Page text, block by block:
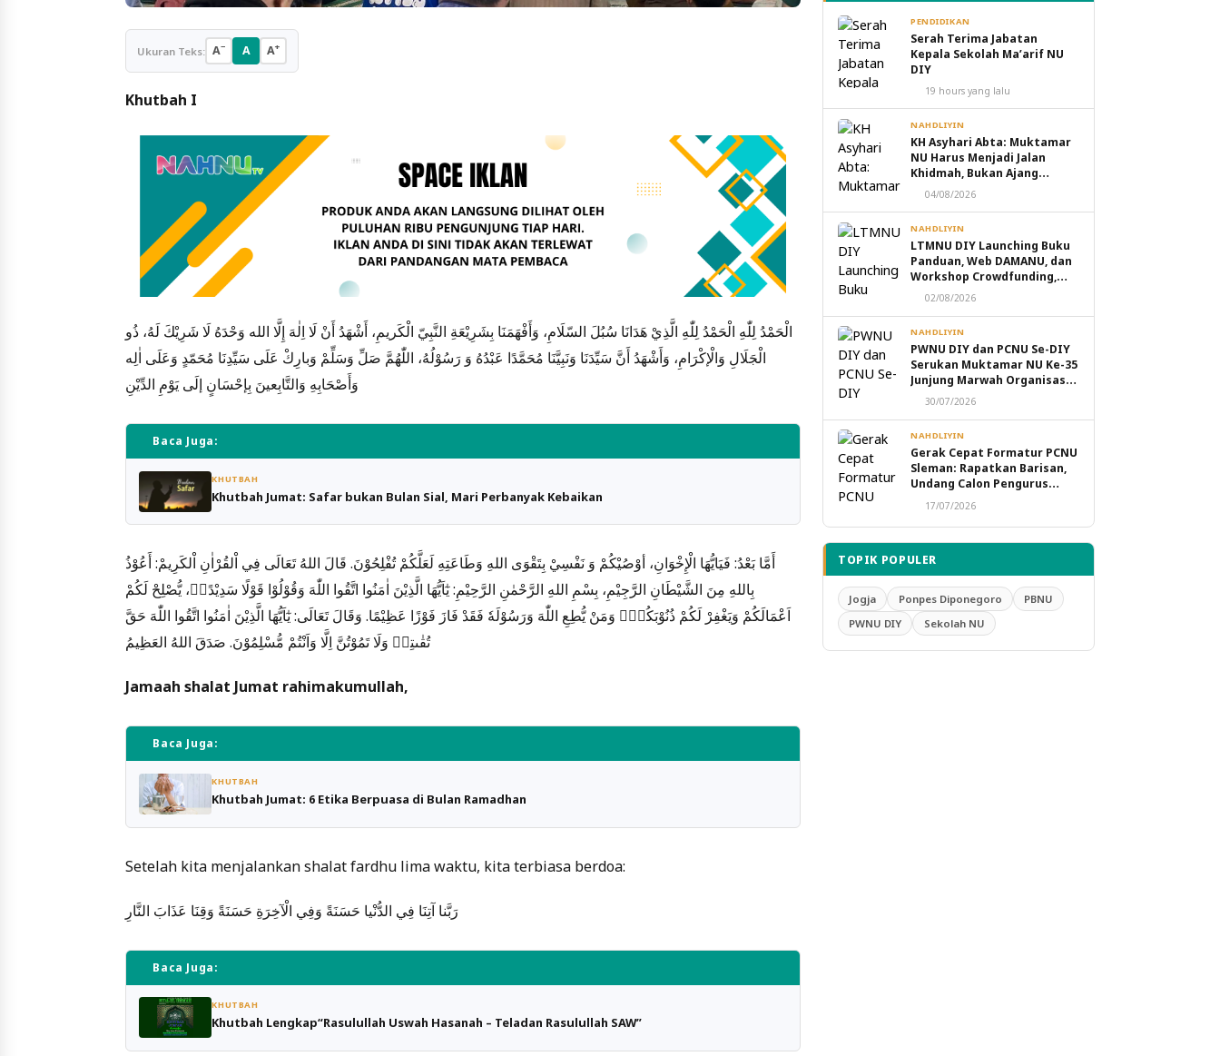
Ukuran Teks: A− A A+
Khutbah I
الْحَمْدُ لِلّٰهِ الْحَمْدُ لِلّٰهِ الَّذِيْ هَدَانَا سُبُلَ السّلَامِ، وَأَفْهَمَنَا بِشَرِيْعَةِ النَّبِيّ الْكَريمِ، أَشْهَدُ أَنْ لَا اِلٰهَ إِلَّا الله وَحْدَهُ لَا شَرِيْكَ لَهُ، ذُو
الْجَلَالِ وَالْإكْرَامِ، وَأَشْهَدُ أَنَّ سَيِّدَنَا وَنَبِيَّنَا مُحَمَّدًا عَبْدُهُ وَ رَسُوْلُهُ، اللّٰهُمَّ صَلِّ وَسَلِّمْ وَبارِكْ عَلَى سَيِّدِنَا مُحَمّدٍ وَعَلَى اٰلِه
وَأَصْحَابِهِ وَالتَّابِعينَ بِإحْسَانٍ إلَى يَوْمِ الدِّيْنِ
Baca Juga:
KHUTBAH
Khutbah Jumat: Safar bukan Bulan Sial, Mari Perbanyak Kebaikan
أَمَّا بَعْدُ: فَيَايُّهَا الْإِخْوَانِ، أوْصُيْكُمْ وَ نَفْسِيْ بِتَقْوَى اللهِ وَطَاعَتِهِ لَعَلَّكُمْ تُفْلِحُوْنَ. قَالَ اللهُ تَعَالَى فِي اْلقُرْاٰنِ اْلكَرِيمْ: أَعُوْذُ
بِاللهِ مِنَ الشَّيْطَانِ الرَّجِيْمِ، بِسْمِ اللهِ الرَّحْمٰنِ الرَّحِيْمِ: يٰٓاَيُّهَا الَّذِيْنَ اٰمَنُوا اتَّقُوا اللّٰهَ وَقُوْلُوْا قَوْلًا سَدِيْدًاۙ، يُّصْلِحْ لَكُمْ
اَعْمَالَكُمْ وَيَغْفِرْ لَكُمْ ذُنُوْبَكُمْۗ وَمَنْ يُّطِعِ اللّٰهَ وَرَسُوْلَهٗ فَقَدْ فَازَ فَوْزًا عَظِيْمًا. وَقَالَ تَعَالَى: يٰٓاَيُّهَا الَّذِيْنَ اٰمَنُوا اتَّقُوا اللّٰهَ حَقَّ
تُقٰىتِهٖ وَلَا تَمُوْتُنَّ اِلَّا وَاَنْتُمْ مُّسْلِمُوْنَ. صَدَقَ اللهُ العَظِيمُ
Jamaah shalat Jumat rahimakumullah,
Baca Juga:
KHUTBAH
Khutbah Jumat: 6 Etika Berpuasa di Bulan Ramadhan
Setelah kita menjalankan shalat fardhu lima waktu, kita terbiasa berdoa:
رَبَّنا آتِنَا فِي الدُّنْيا حَسَنَةً وَفِي الْآخِرَةِ حَسَنَةً وَقِنَا عَذَابَ النَّارِ
Baca Juga:
KHUTBAH
Khutbah Lengkap“Rasulullah Uswah Hasanah – Teladan Rasulullah SAW”
PENDIDIKAN
Serah Terima Jabatan
Kepala Sekolah Ma’arif NU
DIY
19 hours yang lalu
NAHDLIYIN
KH Asyhari Abta: Muktamar
NU Harus Menjadi Jalan
Khidmah, Bukan Ajang
Perebutan Kekuasaan
04/08/2026
NAHDLIYIN
LTMNU DIY Launching Buku
Panduan, Web DAMANU, dan
Workshop Crowdfunding,
Perkuat Transformasi
02/08/2026
NAHDLIYIN
PWNU DIY dan PCNU Se-DIY
Serukan Muktamar NU Ke-35
Junjung Marwah Organisasi,
Tolak Politik Transaksional
30/07/2026
NAHDLIYIN
Gerak Cepat Formatur PCNU
Sleman: Rapatkan Barisan,
Undang Calon Pengurus
Taaruf Malam Ini
17/07/2026
TOPIK POPULER
Jogja Ponpes Diponegoro
PBNU
PWNU DIY
Sekolah NU